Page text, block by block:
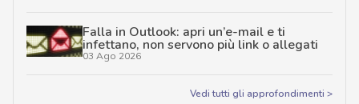
Falla in Outlook: apri un’e-mail e ti
infettano, non servono più link o allegati
03 Ago 2026
Vedi tutti gli approfondimenti >